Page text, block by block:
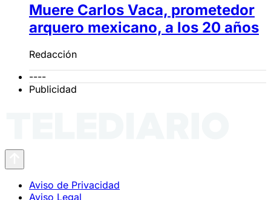
Muere Carlos Vaca, prometedor
arquero mexicano, a los 20 años
Redacción
----
Publicidad
Aviso de Privacidad
Aviso Legal